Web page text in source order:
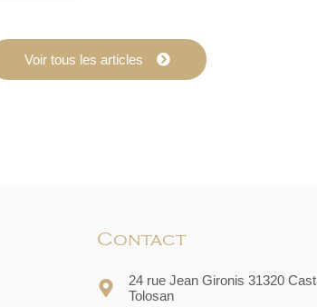
Voir tous les articles
Contact
24 rue Jean Gironis 31320
Tolosan